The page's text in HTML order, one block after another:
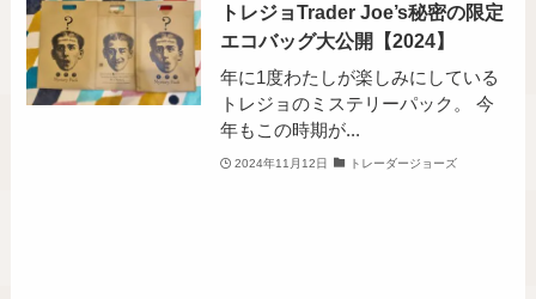
トレジョTrader Joe’s秘密の限定
エコバッグ大公開【2024】
年に1度わたしが楽しみにしている
トレジョのミステリーパック。 今
年もこの時期が...
2024年11月12日 トレーダージョーズ